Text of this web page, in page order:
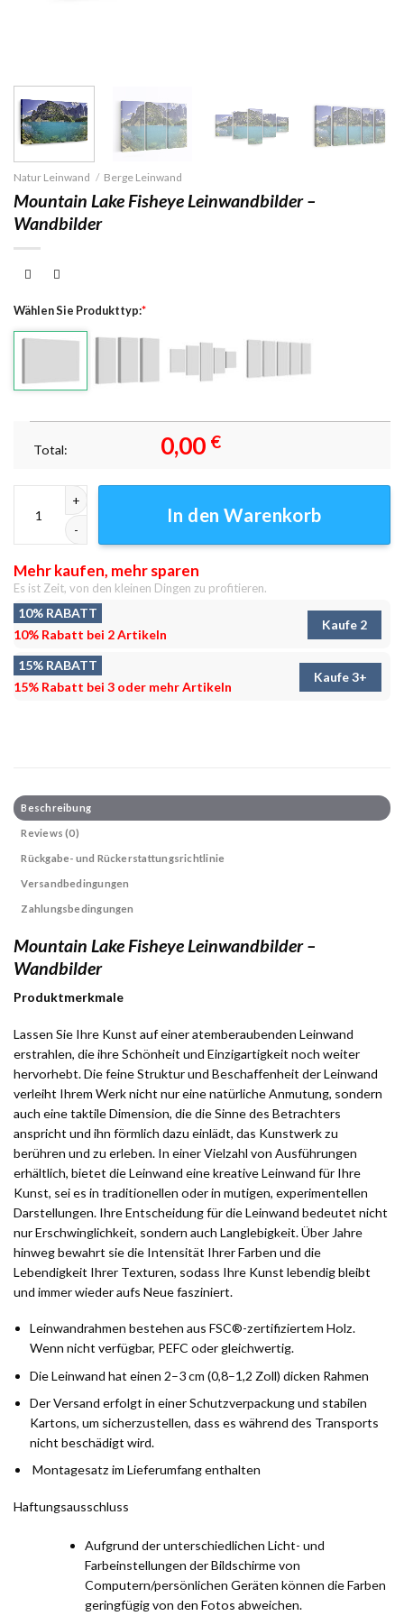
Natur Leinwand / Berge Leinwand
Mountain Lake Fisheye Leinwandbilder –
Wandbilder
Wählen Sie Produkttyp:*
Total: 0,00 €
In den Warenkorb
Mehr kaufen, mehr sparen
Es ist Zeit, von den kleinen Dingen zu profitieren.
10% RABATT
10% Rabatt bei 2 Artikeln
Kaufe 2
15% RABATT
15% Rabatt bei 3 oder mehr Artikeln
Kaufe 3+
Beschreibung
Reviews (0)
Rückgabe- und Rückerstattungsrichtlinie
Versandbedingungen
Zahlungsbedingungen
Mountain Lake Fisheye Leinwandbilder –
Wandbilder
Produktmerkmale
Lassen Sie Ihre Kunst auf einer atemberaubenden Leinwand
erstrahlen, die ihre Schönheit und Einzigartigkeit noch weiter
hervorhebt. Die feine Struktur und Beschaffenheit der Leinwand
verleiht Ihrem Werk nicht nur eine natürliche Anmutung, sondern
auch eine taktile Dimension, die die Sinne des Betrachters
anspricht und ihn förmlich dazu einlädt, das Kunstwerk zu
berühren und zu erleben. In einer Vielzahl von Ausführungen
erhältlich, bietet die Leinwand eine kreative Leinwand für Ihre
Kunst, sei es in traditionellen oder in mutigen, experimentellen
Darstellungen. Ihre Entscheidung für die Leinwand bedeutet nicht
nur Erschwinglichkeit, sondern auch Langlebigkeit. Über Jahre
hinweg bewahrt sie die Intensität Ihrer Farben und die
Lebendigkeit Ihrer Texturen, sodass Ihre Kunst lebendig bleibt
und immer wieder aufs Neue fasziniert.
Leinwandrahmen bestehen aus FSC®-zertifiziertem Holz.
Wenn nicht verfügbar, PEFC oder gleichwertig.
Die Leinwand hat einen 2–3 cm (0,8–1,2 Zoll) dicken Rahmen
Der Versand erfolgt in einer Schutzverpackung und stabilen
Kartons, um sicherzustellen, dass es während des Transports
nicht beschädigt wird.
Montagesatz im Lieferumfang enthalten
Haftungsausschluss
Aufgrund der unterschiedlichen Licht- und
Farbeinstellungen der Bildschirme von
Computern/persönlichen Geräten können die Farben
geringfügig von den Fotos abweichen.